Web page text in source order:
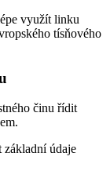
využít linku
tísňového
činu řídit
základní údaje